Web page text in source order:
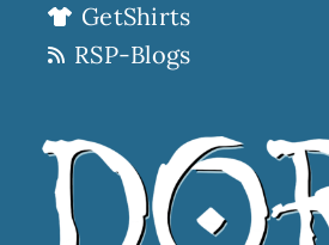
GetShirts
RSP-Blogs